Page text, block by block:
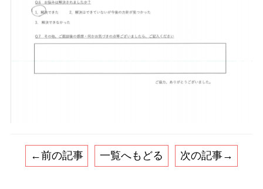
←前の記事 一覧へもどる 次の記事→